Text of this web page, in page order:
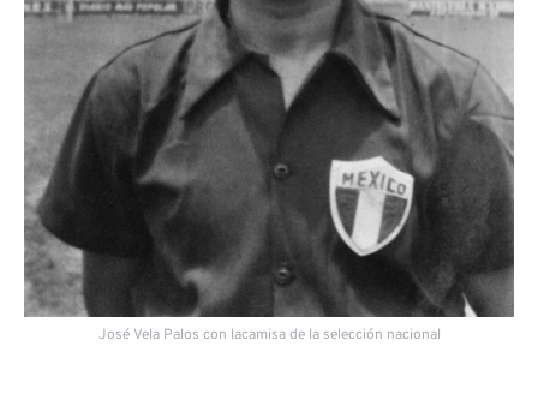
José Vela Palos con lacamisa de la selección nacional